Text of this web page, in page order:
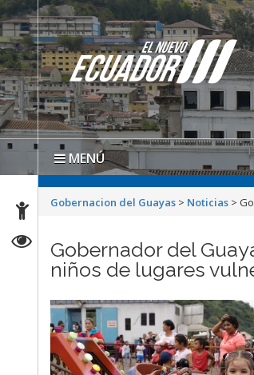
MENÚ
Gobernacion del Guayas > Noticias >
Gobernador del
niños de lugares